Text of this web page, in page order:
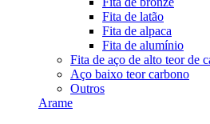
Fita de latão
Fita de alpaca
Fita de alumínio
Fita de aço de alto teor de
Aço baixo teor carbono
Outros
Arame